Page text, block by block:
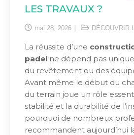
LES TRAVAUX ?
mai 28, 2026 DÉCOUVRIR
La réussite d’une
padel ne dépend pas
du revêtement ou des
Avant même le début du
du terrain joue un rôle
stabilité et la durabilité de
pourquoi de nombreux
recommandent aujourd’hui